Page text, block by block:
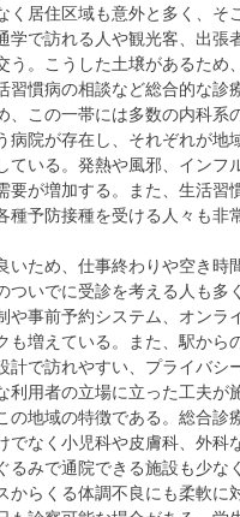
く居住区域も意外と多く、そ
学で訪れる人や観光客、出張
う。こうした土壌があるため
習慣病の相談など総合的な診
、この一帯には多数の内科系
病院が存在し、それぞれが地
ている。発熱や風邪、インフ
要が増加する。また、生活習
種予防接種を受ける人々も非
いため、仕事終わりや空き時
ついでに受診を考える人も多
や事前予約システム、オンラ
も増えている。また、駅から
計で訪れやすい、プライバシ
利用者の立場に立った工夫が
の地域の特徴である。総合診
でなく小児科や皮膚科、外科
るみで通院できる施設も少な
からくる体調不良にも柔軟に